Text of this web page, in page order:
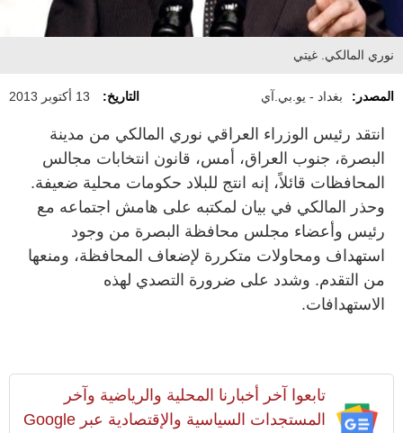
نوري المالكي. غيتي
المصدر: بغداد - يو.بي.آي التاريخ: 13 أكتوبر 2013
انتقد رئيس الوزراء العراقي نوري المالكي من مدينة
البصرة، جنوب العراق، أمس، قانون انتخابات مجالس
المحافظات قائلاً، إنه انتج للبلاد حكومات محلية ضعيفة.
وحذر المالكي في بيان لمكتبه على هامش اجتماعه مع
رئيس وأعضاء مجلس محافظة البصرة من وجود
استهداف ومحاولات متكررة لإضعاف المحافظة، ومنعها
من التقدم. وشدد على ضرورة التصدي لهذه
الاستهدافات.
تابعوا آخر أخبارنا المحلية والرياضية وآخر
المستجدات السياسية والإقتصادية عبر Google